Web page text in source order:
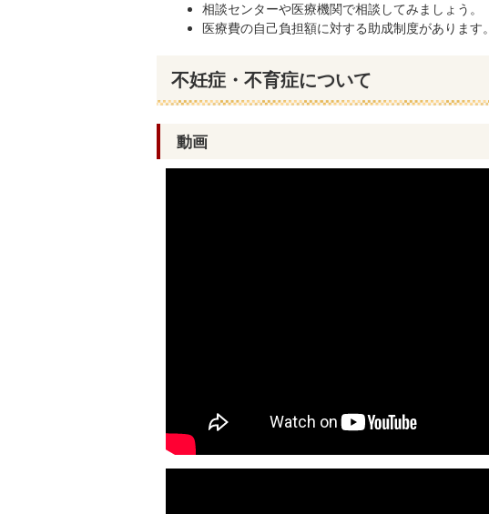
相談センターや医療機関で相談してみましょう。
医療費の自己負担額に対する助成制度があります。
不妊症・不育症について
動画